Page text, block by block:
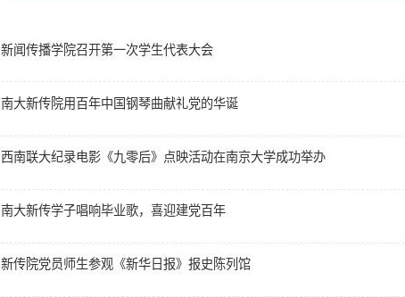
新闻传播学院召开第一次学生代表大会
南大新传院用百年中国钢琴曲献礼党的华诞
西南联大纪录电影《九零后》点映活动在南京大学成功举办
南大新传学子唱响毕业歌，喜迎建党百年
新传院党员师生参观《新华日报》报史陈列馆